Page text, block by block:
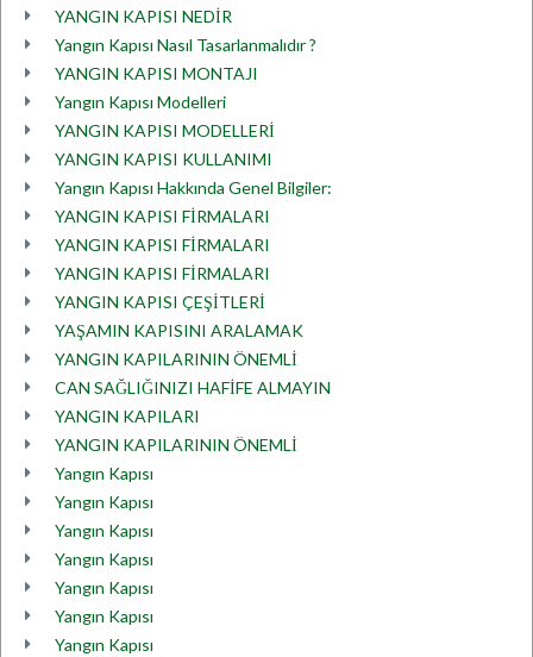
YANGIN KAPISI NEDİR
Yangın Kapısı Nasıl Tasarlanmalıdır ?
YANGIN KAPISI MONTAJI
Yangın Kapısı Modelleri
YANGIN KAPISI MODELLERİ
YANGIN KAPISI KULLANIMI
Yangın Kapısı Hakkında Genel Bilgiler:
YANGIN KAPISI FİRMALARI
YANGIN KAPISI FİRMALARI
YANGIN KAPISI FİRMALARI
YANGIN KAPISI ÇEŞİTLERİ
YAŞAMIN KAPISINI ARALAMAK
YANGIN KAPILARININ ÖNEMLİ
CAN SAĞLIĞINIZI HAFİFE ALMAYIN
YANGIN KAPILARI
YANGIN KAPILARININ ÖNEMLİ
Yangın Kapısı
Yangın Kapısı
Yangın Kapısı
Yangın Kapısı
Yangın Kapısı
Yangın Kapısı
Yangın Kapısı